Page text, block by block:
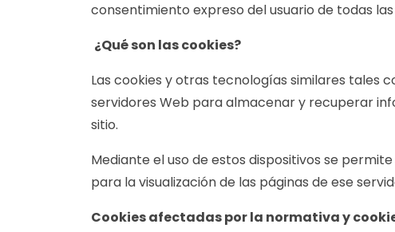
consentimiento expreso del usuario de todas
¿Qué son las cookies?
Las cookies y otras tecnologías similares tales
servidores Web para almacenar y recuperar
sitio.
Mediante el uso de estos dispositivos se
para la visualización de las páginas de ese
Cookies afectadas por la normativa y